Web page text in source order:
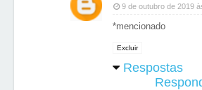
9 de outubro de 2019
*mencionado
Excluir
Respostas